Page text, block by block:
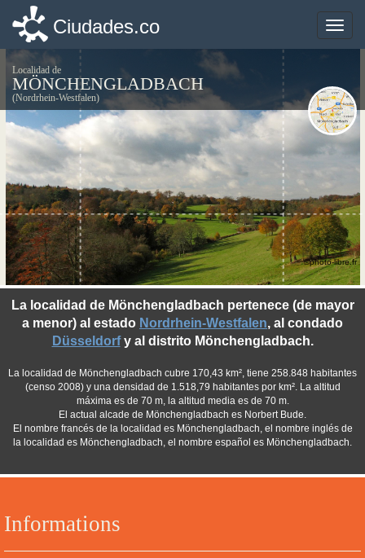
Toggle
Ciudades.co
Localidad de
MÖNCHENGLADBACH
(Nordrhein-Westfalen)
Informations
La localidad de Mönchengladbach pertenece (de mayor
a menor) al estado Nordrhein-Westfalen, al condado
Düsseldorfy al distrito Mönchengladbach.
La localidad de Mönchengladbach cubre 170,43 km², tiene 258.848 habitantes
(censo 2008) y una densidad de 1.518,79 habitantes por km². La altitud
máxima es de 70 m, la altitud media es de 70 m.
El actual alcade de Mönchengladbach es Norbert Bude.
El nombre francés de la localidad es Mönchengladbach, el nombre inglés de
la localidad es Mönchengladbach, el nombre español es Mönchengladbach.
©photo-libre.fr
Toggle
Ciudades.co